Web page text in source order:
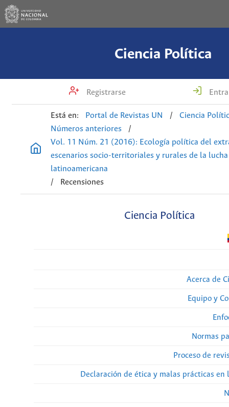
Ciencia Política
Registrarse
Está en: Portal de Revistas UN /
Ciencia
Números anteriores
/
Vol. 11 Núm. 21 (2016): Ecología política del
escenarios socio-territoriales y rurales de la
latinoamericana
/
Recensiones
Ciencia Política
Acerca de
Equipo y
Normas
Proceso de
Declaración de ética y malas prácticas en